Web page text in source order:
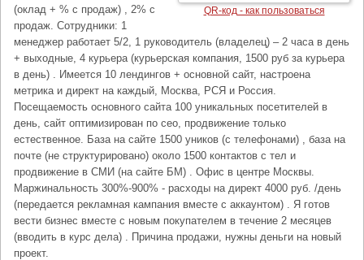
QR-код - как пользоваться
(оклад + % с продаж) , 2% с
продаж. Сотрудники: 1
менеджер работает 5/2, 1 руководитель (владелец) – 2 часа в день
+ выходные, 4 курьера (курьерская компания, 1500 руб за курьера
в день) . Имеется 10 лендингов + основной сайт, настроена
метрика и директ на каждый, Москва, РСЯ и Россия.
Посещаемость основного сайта 100 уникальных посетителей в
день, сайт оптимизирован по сео, продвижение только
естественное. База на сайте 1500 уников (с телефонами) , база на
почте (не структурировано) около 1500 контактов с тел и
продвижение в СМИ (на сайте БМ) . Офис в центре Москвы.
Маржинальность 300%-900% - расходы на директ 4000 руб. /день
(передается рекламная кампания вместе с аккаунтом) . Я готов
вести бизнес вместе с новым покупателем в течение 2 месяцев
(вводить в курс дела) . Причина продажи, нужны деньги на новый
проект.